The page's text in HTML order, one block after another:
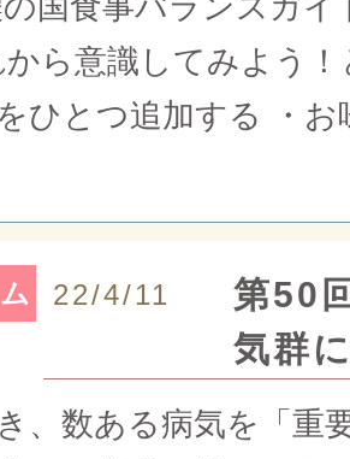
の国食事バランスガ
ら意識してみよう
ひとつ追加する ・お
22/4/11
第50
気群
、数ある病気を「重